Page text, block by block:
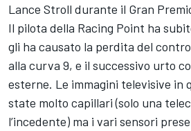
Lance Stroll durante il Gran
Il pilota della Racing Point ha
gli ha causato la perdita del
alla curva 9, e il successivo urto
esterne. Le immagini televisive in
state molto capillari (solo una
l’incedente) ma i vari sensori